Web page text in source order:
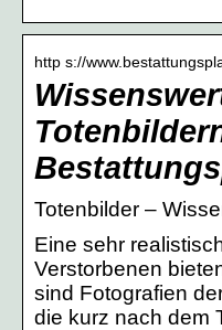
http s://
Totenbilder –
Eine sehr
Verstorbenen
sind Fotografien
die kurz nach dem